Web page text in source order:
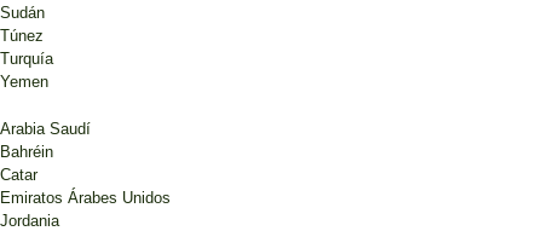
Sudán
Túnez
Turquía
Yemen
Arabia Saudí
Bahréin
Catar
Emiratos Árabes Unidos
Jordania